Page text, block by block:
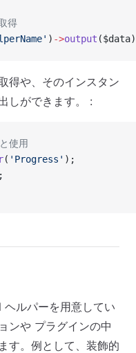
得
) ->output
得や、そのインスタン
しができます。 :
使用
( 'Progress' );
ルパーを用意してい
ンや プラグインの中
す。例として、装飾的